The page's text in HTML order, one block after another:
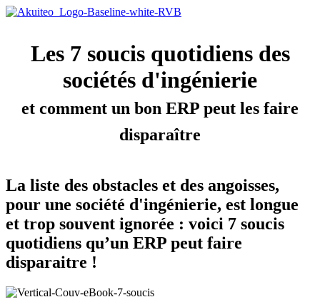
Les 7 soucis quotidiens des
sociétés d'ingénierie
et comment un bon ERP peut les faire
disparaître
La liste des obstacles et des angoisses,
pour une société d'ingénierie, est longue
et trop souvent ignorée : voici 7 soucis
quotidiens qu’un ERP peut faire
disparaitre !